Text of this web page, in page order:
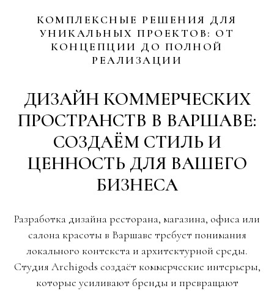
КОМПЛЕКСНЫЕ РЕШЕНИЯ ДЛЯ
УНИКАЛЬНЫХ ПРОЕКТОВ: ОТ
КОНЦЕПЦИИ ДО ПОЛНОЙ
РЕАЛИЗАЦИИ
ДИЗАЙН КОММЕРЧЕСКИХ
ПРОСТРАНСТВ В ВАРШАВЕ:
СОЗДАЁМ СТИЛЬ И
ЦЕННОСТЬ ДЛЯ ВАШЕГО
БИЗНЕСА
Разработка дизайна ресторана, магазина, офиса или
салона красоты в Варшаве требует понимания
локального контекста и архитектурной среды.
Студия Archigods создаёт коммерческие интерьеры,
которые усиливают бренды и превращают